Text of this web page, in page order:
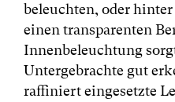
beleuchten, oder hinter
einen transparenten
Innenbeleuchtung
Untergebrachte gut
raffiniert eingesetzte